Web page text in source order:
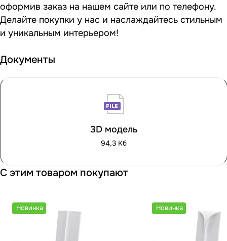
оформив заказ на нашем сайте или по телефону.
Делайте покупки у нас и наслаждайтесь стильным
и уникальным интерьером!
Документы
3D модель
94,3 Кб
С этим товаром покупают
Новинка Новинка